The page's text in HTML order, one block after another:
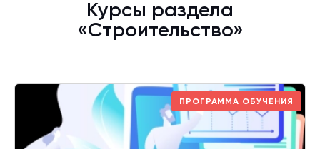
Курсы раздела
«Строительство»
ПРОГРАММА ОБУЧЕНИЯ